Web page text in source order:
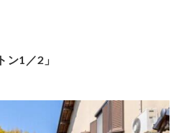
1／2」